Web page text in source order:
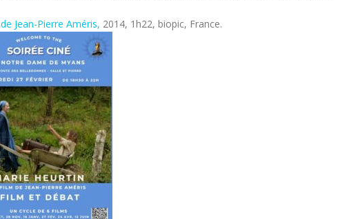
de Jean-Pierre Améris, 2014, 1h22, biopic, France.